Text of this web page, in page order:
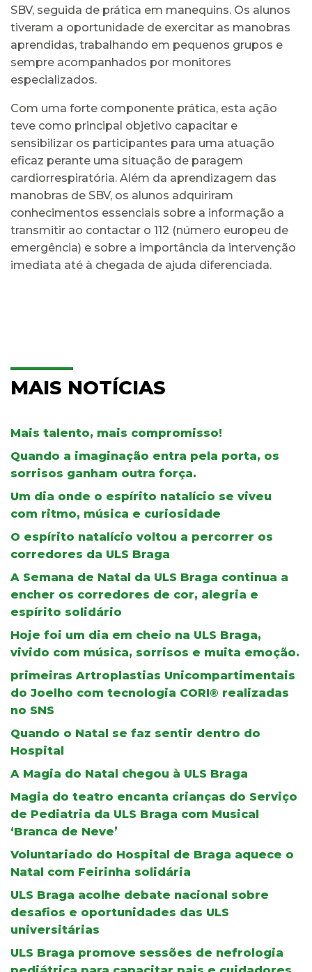
SBV, seguida de prática em manequins. Os alunos
tiveram a oportunidade de exercitar as manobras
aprendidas, trabalhando em pequenos grupos e
sempre acompanhados por monitores
especializados.
Com uma forte componente prática, esta ação
teve como principal objetivo capacitar e
sensibilizar os participantes para uma atuação
eficaz perante uma situação de paragem
cardiorrespiratória. Além da aprendizagem das
manobras de SBV, os alunos adquiriram
conhecimentos essenciais sobre a informação a
transmitir ao contactar o 112 (número europeu de
emergência) e sobre a importância da intervenção
imediata até à chegada de ajuda diferenciada.
MAIS NOTÍCIAS
Mais talento, mais compromisso!
Quando a imaginação entra pela porta, os
sorrisos ganham outra força.
Um dia onde o espírito natalício se viveu
com ritmo, música e curiosidade
O espírito natalício voltou a percorrer os
corredores da ULS Braga
A Semana de Natal da ULS Braga continua a
encher os corredores de cor, alegria e
espírito solidário
Hoje foi um dia em cheio na ULS Braga,
vivido com música, sorrisos e muita emoção.
primeiras Artroplastias Unicompartimentais
do Joelho com tecnologia CORI® realizadas
no SNS
Quando o Natal se faz sentir dentro do
Hospital
A Magia do Natal chegou à ULS Braga
Magia do teatro encanta crianças do Serviço
de Pediatria da ULS Braga com Musical
‘Branca de Neve’
Voluntariado do Hospital de Braga aquece o
Natal com Feirinha solidária
ULS Braga acolhe debate nacional sobre
desafios e oportunidades das ULS
universitárias
ULS Braga promove sessões de nefrologia